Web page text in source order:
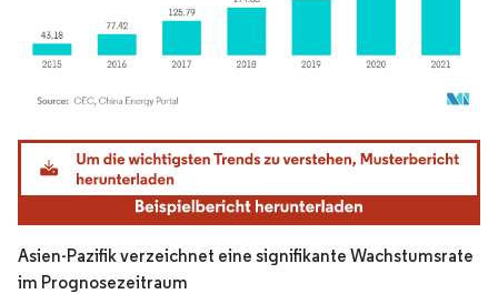
Bild © Mordor Intelligence. Wiederverwendung erfordert Namensnennung gemäß
Asien-Pazifik verzeichnet eine signifikante Wachstumsrate
im Prognosezeitraum